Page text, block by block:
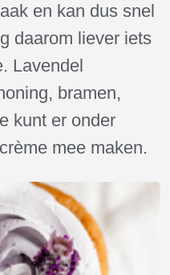
en kan dus snel
daarom liever iets
Lavendel
bramen,
kunt er onder
mee maken.